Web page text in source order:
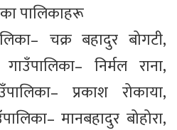
पालिकाहरू
चक्र बहादुर बोगटी,
निर्मल राना,
प्रकाश रोकाया,
मानबहादुर बोहोरा,